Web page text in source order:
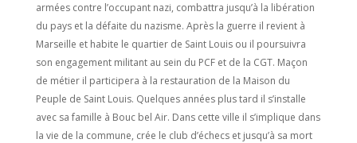
armées contre l’occupant nazi, combattra jusqu’à la libération
du pays et la défaite du nazisme. Après la guerre il revient à
Marseille et habite le quartier de Saint Louis ou il poursuivra
son engagement militant au sein du PCF et de la CGT. Maçon
de métier il participera à la restauration de la Maison du
Peuple de Saint Louis. Quelques années plus tard il s’installe
avec sa famille à Bouc bel Air. Dans cette ville il s’implique dans
la vie de la commune, crée le club d’échecs et jusqu’à sa mort